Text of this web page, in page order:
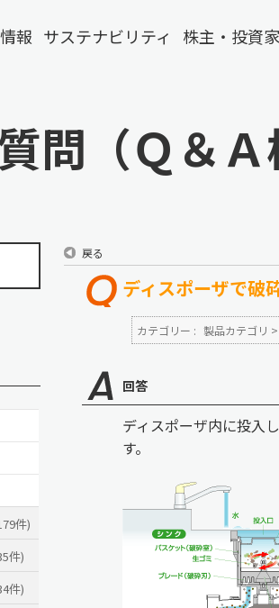
報 サステナビリティ 株主・投資
問（Ｑ＆Ａ
件)
件)
件)
戻る
ディスポーザで破
カテゴリー : 製品カテゴリ >
回答
ディスポーザ内に投入
す。